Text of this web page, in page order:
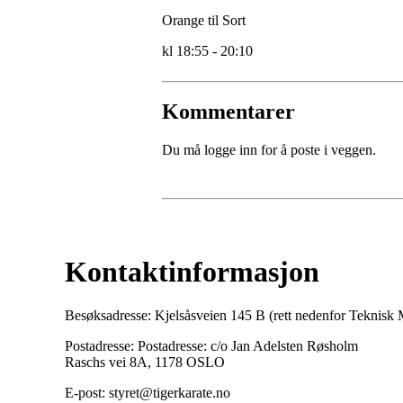
Orange til Sort
kl 18:55 - 20:10
Kommentarer
Du må logge inn for å poste i veggen.
Kontaktinformasjon
Besøksadresse: Kjelsåsveien 145 B (rett nedenfor Teknisk
Postadresse: Postadresse: c/o Jan Adelsten Røsholm
Raschs vei 8A, 1178 OSLO
E-post: styret@tigerkarate.no